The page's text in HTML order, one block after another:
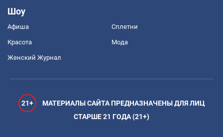
Шоу
Афиша Сплетни
Красота Мода
Женский Журнал
21+
МАТЕРИАЛЫ САЙТА ПРЕДНАЗНАЧЕНЫ ДЛЯ ЛИЦ
СТАРШЕ 21 ГОДА (21+)